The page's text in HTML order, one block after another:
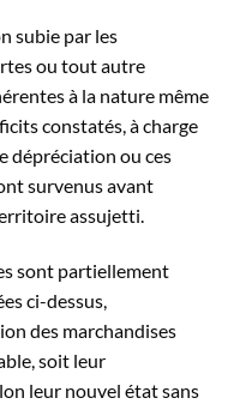
subie par les
ou tout autre
à la nature même
constatés, à charge
dépréciation ou ces
survenus avant
assujetti.
sont partiellement
ci-dessus,
des marchandises
soit leur
leur nouvel état sans